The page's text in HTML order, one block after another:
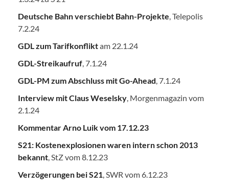
Deutsche Bahn verschiebt Bahn-Projekte , Telepolis
7.2.24
GDL zum Tarifkonfliktam 22.1.24
GDL-Streikaufruf , 7.1.24
GDL-PM zum Abschluss mit Go-Ahead , 7.1.24
Interview mit Claus Weselsky , Morgenmagazin vom
2.1.24
Kommentar Arno Luik vom 17.12.23
S21: Kostenexplosionen waren intern schon 2013
bekannt , StZ vom 8.12.23
Verzögerungen bei S21 , SWR vom 6.12.23